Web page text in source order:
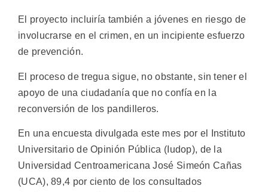
El proyecto incluiría también a jóvenes en riesgo de
involucrarse en el crimen, en un incipiente esfuerzo
de prevención.
El proceso de tregua sigue, no obstante, sin tener el
apoyo de una ciudadanía que no confía en la
reconversión de los pandilleros.
En una encuesta divulgada este mes por el Instituto
Universitario de Opinión Pública (Iudop), de la
Universidad Centroamericana José Simeón Cañas
(UCA), 89,4 por ciento de los consultados